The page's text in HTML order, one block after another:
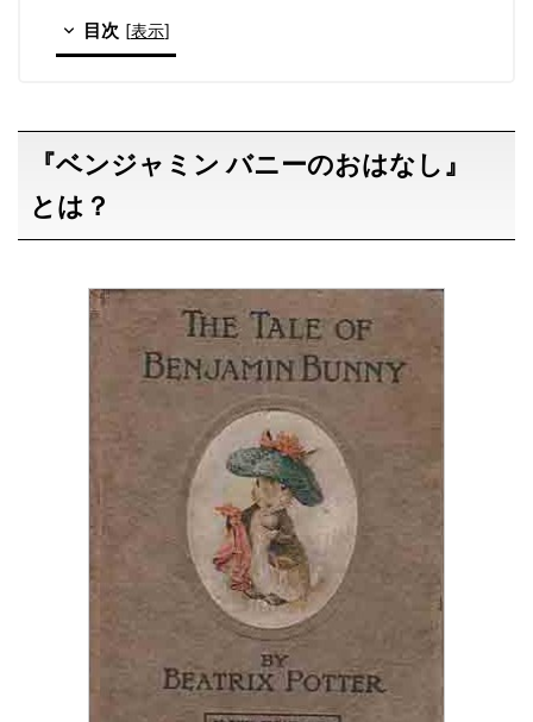
目次 [表示]
『ベンジャミン バニーのおはなし』
とは？